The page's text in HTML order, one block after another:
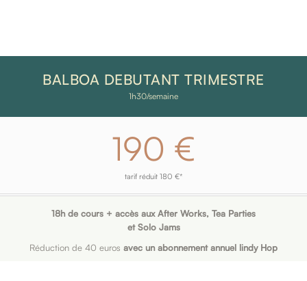
BALBOA DEBUTANT TRIMESTRE
1h30/semaine
190 €
tarif réduit 180 €*
18h de cours + accès aux After Works, Tea Parties
et Solo Jams
Réduction de 40 euros avec un abonnement annuel lindy Hop